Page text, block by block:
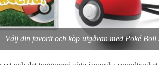
Välj din favorit och köp utgåvan med Poké